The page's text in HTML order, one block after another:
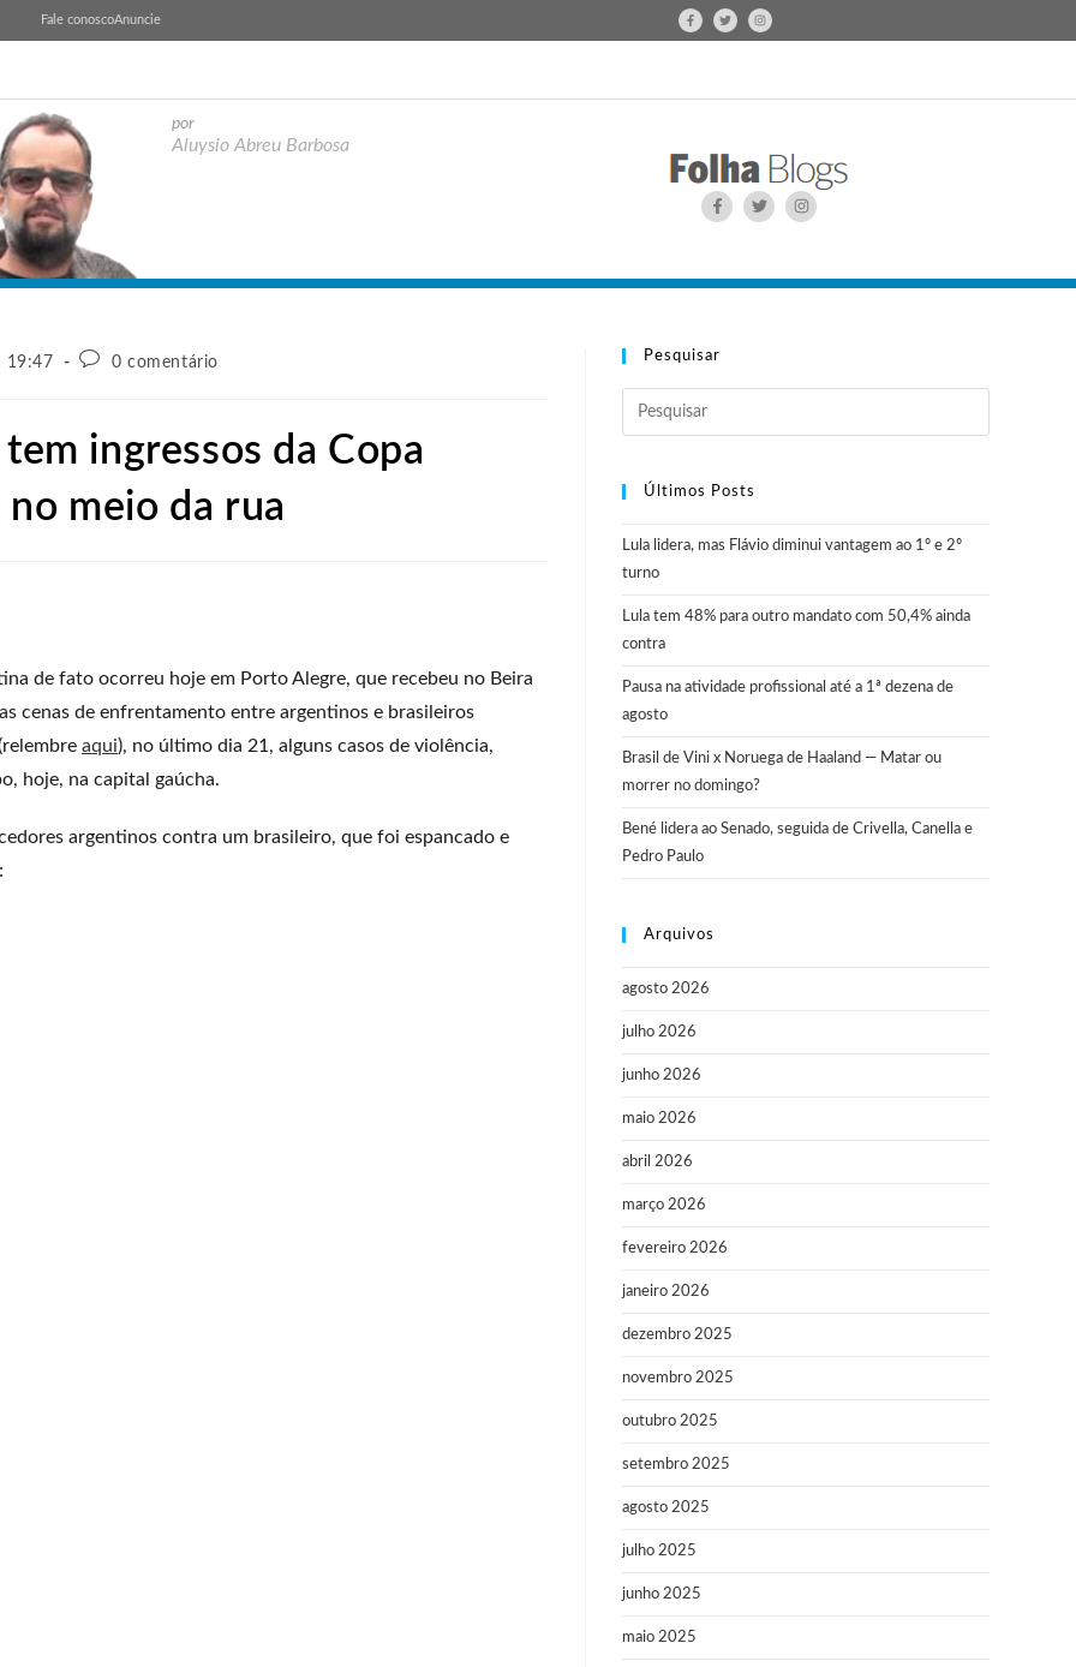
Fale conoscoAnuncie
por
Aluysio Abreu Barbosa
19:47 0 comentário
ingressos da Copa
meio da rua
de fato ocorreu hoje em Porto Alegre, que recebeu no Beira
cenas de enfrentamento entre argentinos e brasileiros
aqui), no último dia 21, alguns casos de violência,
hoje, na capital gaúcha.
argentinos contra um brasileiro, que foi espancado e
Pesquisar
Últimos Posts
Lula lidera, mas Flávio diminui vantagem ao 1º e 2º
turno
Lula tem 48% para outro mandato com 50,4% ainda
contra
Pausa na atividade profissional até a 1ª dezena de
agosto
Brasil de Vini x Noruega de Haaland — Matar ou
morrer no domingo?
Bené lidera ao Senado, seguida de Crivella, Canella e
Pedro Paulo
Arquivos
agosto 2026
julho 2026
junho 2026
maio 2026
abril 2026
março 2026
fevereiro 2026
janeiro 2026
dezembro 2025
novembro 2025
outubro 2025
setembro 2025
agosto 2025
julho 2025
junho 2025
maio 2025